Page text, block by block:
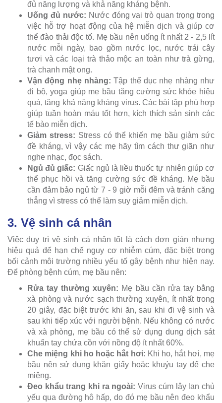
đủ năng lượng và khả năng kháng bệnh.
Uống đủ nước: Nước đóng vai trò quan trọng trong
việc hỗ trợ hoạt động của hệ miễn dịch và giúp cơ
thể đào thải độc tố. Mẹ bầu nên uống ít nhất 2 - 2,5 lít
nước mỗi ngày, bao gồm nước lọc, nước trái cây
tươi và các loại trà thảo mộc an toàn như trà gừng,
trà chanh mật ong.
Vận động nhẹ nhàng: Tập thể dục nhẹ nhàng như
đi bộ, yoga giúp mẹ bầu tăng cường sức khỏe hiệu
quả, tăng khả năng kháng virus. Các bài tập phù hợp
giúp tuần hoàn máu tốt hơn, kích thích sản sinh các
tế bào miễn dịch.
Giảm stress: Stress có thể khiến mẹ bầu giảm sức
đề kháng, vì vậy các mẹ hãy tìm cách thư giãn như
nghe nhạc, đọc sách.
Ngủ đủ giấc: Giấc ngủ là liều thuốc tự nhiên giúp cơ
thể phục hồi và tăng cường sức đề kháng. Mẹ bầu
cần đảm bảo ngủ từ 7 - 9 giờ mỗi đêm và tránh căng
thẳng vì stress có thể làm suy giảm miễn dịch.
3. Vệ sinh cá nhân
Việc duy trì vệ sinh cá nhân tốt là cách đơn giản nhưng
hiệu quả để hạn chế nguy cơ nhiễm cúm, đặc biệt trong
bối cảnh môi trường nhiều yếu tố gây bệnh như hiện nay.
Để phòng bệnh cúm, mẹ bầu nên:
Rửa tay thường xuyên: Mẹ bầu cần rửa tay bằng
xà phòng và nước sạch thường xuyên, ít nhất trong
20 giây, đặc biệt trước khi ăn, sau khi đi vệ sinh và
sau khi tiếp xúc với người bệnh. Nếu không có nước
và xà phòng, mẹ bầu có thể sử dụng dung dịch sát
khuẩn tay chứa cồn với nồng độ ít nhất 60%.
Che miệng khi ho hoặc hắt hơi: Khi ho, hắt hơi, mẹ
bầu nên sử dụng khăn giấy hoặc khuỷu tay để che
miệng.
Đeo khẩu trang khi ra ngoài: Virus cúm lây lan chủ
yếu qua đường hô hấp, do đó mẹ bầu nên đeo khẩu